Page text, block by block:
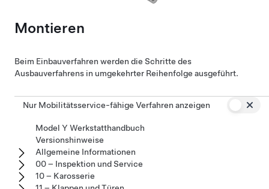
Montieren
Beim Einbauverfahren werden die Schritte des
Ausbauverfahrens in umgekehrter Reihenfolge ausgeführt.
Nur Mobilitätsservice-fähige Verfahren anzeigen
Model Y Werkstatthandbuch
Versionshinweise
Allgemeine Informationen
00 – Inspektion und Service
10 – Karosserie